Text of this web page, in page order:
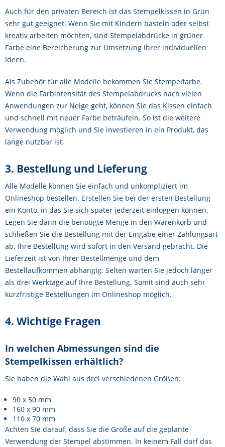
Auch für den privaten Bereich ist das Stempelkissen in Grün
sehr gut geeignet. Wenn Sie mit Kindern basteln oder selbst
kreativ arbeiten möchten, sind Stempelabdrücke in grüner
Farbe eine Bereicherung zur Umsetzung Ihrer individuellen
Ideen.
Als Zubehör für alle Modelle bekommen Sie Stempelfarbe.
Wenn die Farbintensität des Stempelabdrucks nach vielen
Anwendungen zur Neige geht, können Sie das Kissen einfach
und schnell mit neuer Farbe beträufeln. So ist die weitere
Verwendung möglich und Sie investieren in ein Produkt, das
lange nutzbar ist.
3. Bestellung und Lieferung
Alle Modelle können Sie einfach und unkompliziert im
Onlineshop bestellen. Erstellen Sie bei der ersten Bestellung
ein Konto, in das Sie sich später jederzeit einloggen können.
Legen Sie dann die benötigte Menge in den Warenkorb und
schließen Sie die Bestellung mit der Eingabe einer Zahlungsart
ab. Ihre Bestellung wird sofort in den Versand gebracht. Die
Lieferzeit ist von Ihrer Bestellmenge und dem
Bestellaufkommen abhängig. Selten warten Sie jedoch länger
als drei Werktage auf Ihre Bestellung. Somit sind auch sehr
kurzfristige Bestellungen im Onlineshop möglich.
4. Wichtige Fragen
In welchen Abmessungen sind die
Stempelkissen erhältlich?
Sie haben die Wahl aus drei verschiedenen Größen:
90 x 50 mm
160 x 90 mm
110 x 70 mm
Achten Sie darauf, dass Sie die Größe auf die geplante
Verwendung der Stempel abstimmen. In keinem Fall darf das